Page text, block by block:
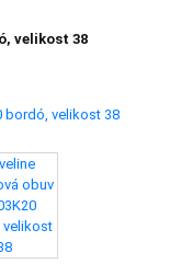
velikost 38